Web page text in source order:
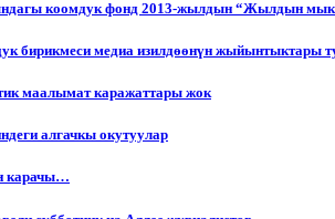
коомдук фонд 2013-жылдын “Жылдын
бирикмеси медиа изилдөөнүн жыйынтыктары
маалымат каражаттары жок
алгачкы окутуулар
карачы…